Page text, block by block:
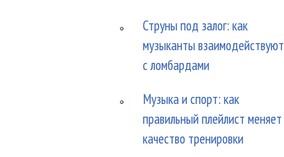
Струны под залог: как
музыканты взаимодействуют
с ломбардами
Музыка и спорт: как
правильный плейлист меняет
качество тренировки